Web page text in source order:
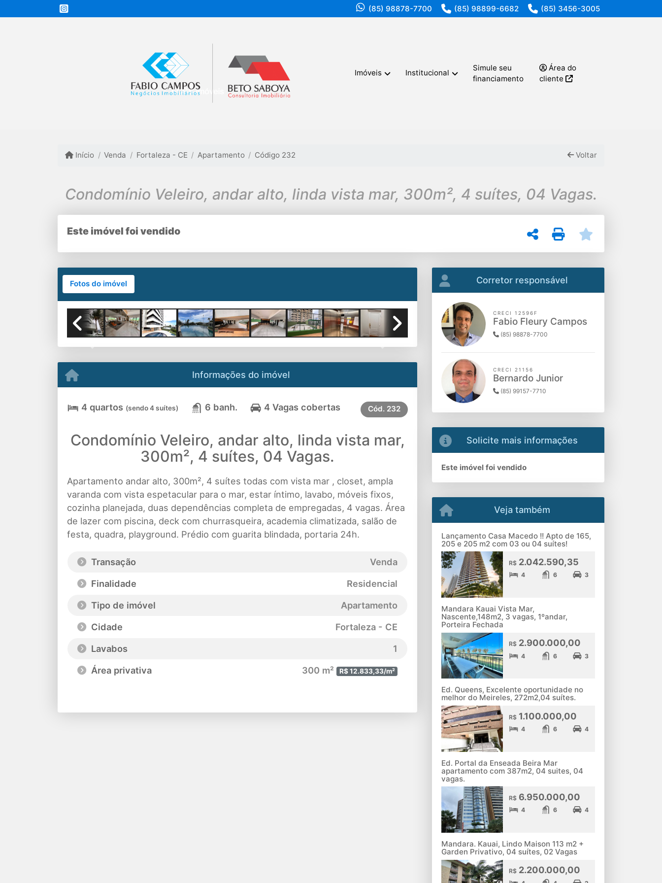
(85) 98878-7700 (85) 98899-6682 (85) 3456-3005
Imóveis Institucional
Simule seu
financiamento
Área do
cliente
Início Venda Fortaleza - CE Apartamento Código 232 Voltar
Condomínio Veleiro, andar alto, linda vista mar, 300m², 4 suítes, 04 Vagas.
Este imóvel foi vendido
Fotos do imóvel
Informações do imóvel
4 quartos (sendo 4 suítes) 6 banh. 4 Vagas cobertas Cód. 232
Condomínio Veleiro, andar alto, linda vista mar,
300m², 4 suítes, 04 Vagas.
Apartamento andar alto, 300m², 4 suítes todas com vista mar , closet, ampla
varanda com vista espetacular para o mar, estar íntimo, lavabo, móveis fixos,
cozinha planejada, duas dependências completa de empregadas, 4 vagas. Área
de lazer com piscina, deck com churrasqueira, academia climatizada, salão de
festa, quadra, playground. Prédio com guarita blindada, portaria 24h.
Transação
Venda
Finalidade
Residencial
Tipo de imóvel
Apartamento
Cidade
Fortaleza - CE
Lavabos
1
Área privativa
300 m² R$ 12.833,33/m²
Corretor responsável
CRECI 12596F
Fabio Fleury Campos
(85) 98878-7700
CRECI 21156
Bernardo Junior
(85) 99157-7710
Solicite mais informações
Este imóvel foi vendido
Veja também
Lançamento Casa Macedo !! Apto de 165,
205 e 205 m2 com 03 ou 04 suítes!
R$2.042.590,35
4 6 3
Mandara Kauai Vista Mar,
Nascente,148m2, 3 vagas, 1ºandar,
Porteira Fechada
R$2.900.000,00
4 6 3
Ed. Queens, Excelente oportunidade no
melhor do Meireles, 272m2,04 suítes.
R$1.100.000,00
4 6 4
Ed. Portal da Enseada Beira Mar
apartamento com 387m2, 04 suites, 04
vagas.
R$6.950.000,00
4 6 4
Mandara. Kauai, Lindo Maison 113 m2 +
Garden Privativo, 04 suítes, 02 Vagas
R$2.200.000,00